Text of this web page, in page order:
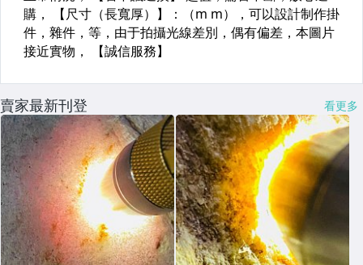
賣家最新刊登 看更多